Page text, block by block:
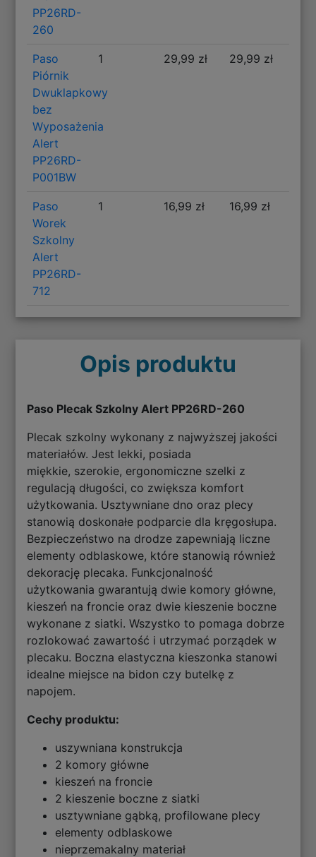
PP26RD-
260
Paso
Piórnik
Dwuklapkowy
bez
Wyposażenia
Alert
PP26RD-
P001BW
1 29,99 zł 29,99 zł
Paso
Worek
Szkolny
Alert
PP26RD-
712
1 16,99 zł 16,99 zł
Opis produktu
Paso Plecak Szkolny Alert PP26RD-260
Plecak szkolny wykonany z najwyższej jakości
materiałów. Jest lekki, posiada
miękkie, szerokie, ergonomiczne szelki z
regulacją długości, co zwiększa komfort
użytkowania. Usztywniane dno oraz plecy
stanowią doskonałe podparcie dla kręgosłupa.
Bezpieczeństwo na drodze zapewniają liczne
elementy odblaskowe, które stanowią również
dekorację plecaka. Funkcjonalność
użytkowania gwarantują dwie komory główne,
kieszeń na froncie oraz dwie kieszenie boczne
wykonane z siatki. Wszystko to pomaga dobrze
rozlokować zawartość i utrzymać porządek w
plecaku. Boczna elastyczna kieszonka stanowi
idealne miejsce na bidon czy butelkę z
napojem.
Cechy produktu:
uszywniana konstrukcja
2 komory główne
kieszeń na froncie
2 kieszenie boczne z siatki
usztywniane gąbką, profilowane plecy
elementy odblaskowe
nieprzemakalny materiał